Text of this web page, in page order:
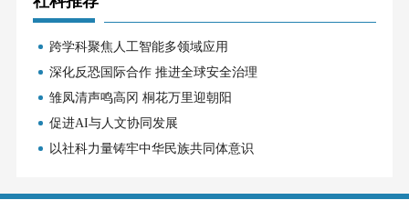
跨学科聚焦人工智能多领域应用
深化反恐国际合作 推进全球安全治理
雏凤清声鸣高冈 桐花万里迎朝阳
促进AI与人文协同发展
以社科力量铸牢中华民族共同体意识